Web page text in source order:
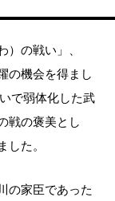
）の戦い」、
の機会を得まし
で弱体化した武
戦の褒美とし
した。
の家臣であった